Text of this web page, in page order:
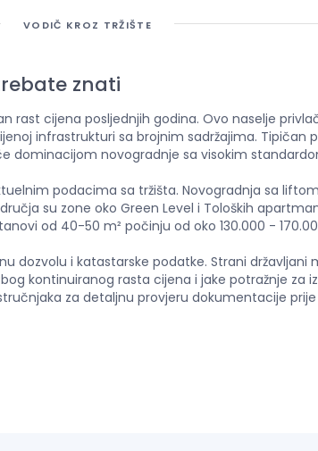
VODIČ KROZ TRŽIŠTE
znati
rast cijena posljednjih godina. Ovo naselje
infrastrukturi sa brojnim sadržajima.
dominacijom novogradnje sa visokim
podacima sa tržišta. Novogradnja sa
su zone oko Green Level i Toloških
od 40-50 m² počinju od oko 130.000 -
dozvolu i katastarske podatke. Strani
kontinuiranog rasta cijena i jake potražnje
za detaljnu provjeru dokumentacije